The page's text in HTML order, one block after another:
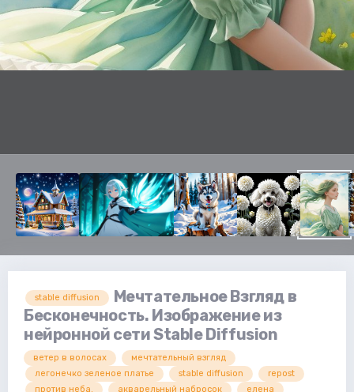
stable diffusion
Мечтательное Взгляд в
Бесконечность. Изображение из
нейронной сети Stable Diffusion
ветер в волосах
мечтательный взгляд
легонечко зеленое платье
stable diffusion
repost
против неба.
акварельный набросок елена